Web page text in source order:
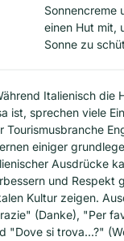
Sonnencreme
einen Hut mit,
Sonne zu
Italienisch die
ist, sprechen viele
Tourismusbranche
einiger
Ausdrücke
und Respekt
Kultur zeigen.
(Danke), "Per
"Dove si trova...?"